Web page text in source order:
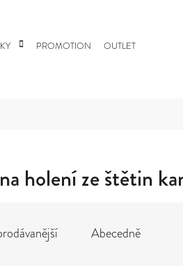
PROMOTION OUTLET
holení ze štětin
Abecedně